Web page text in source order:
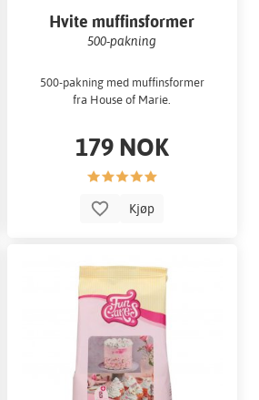
Hvite muffinsformer
500-pakning
500-pakning med muffinsformer
fra House of Marie.
179 NOK
Kjøp